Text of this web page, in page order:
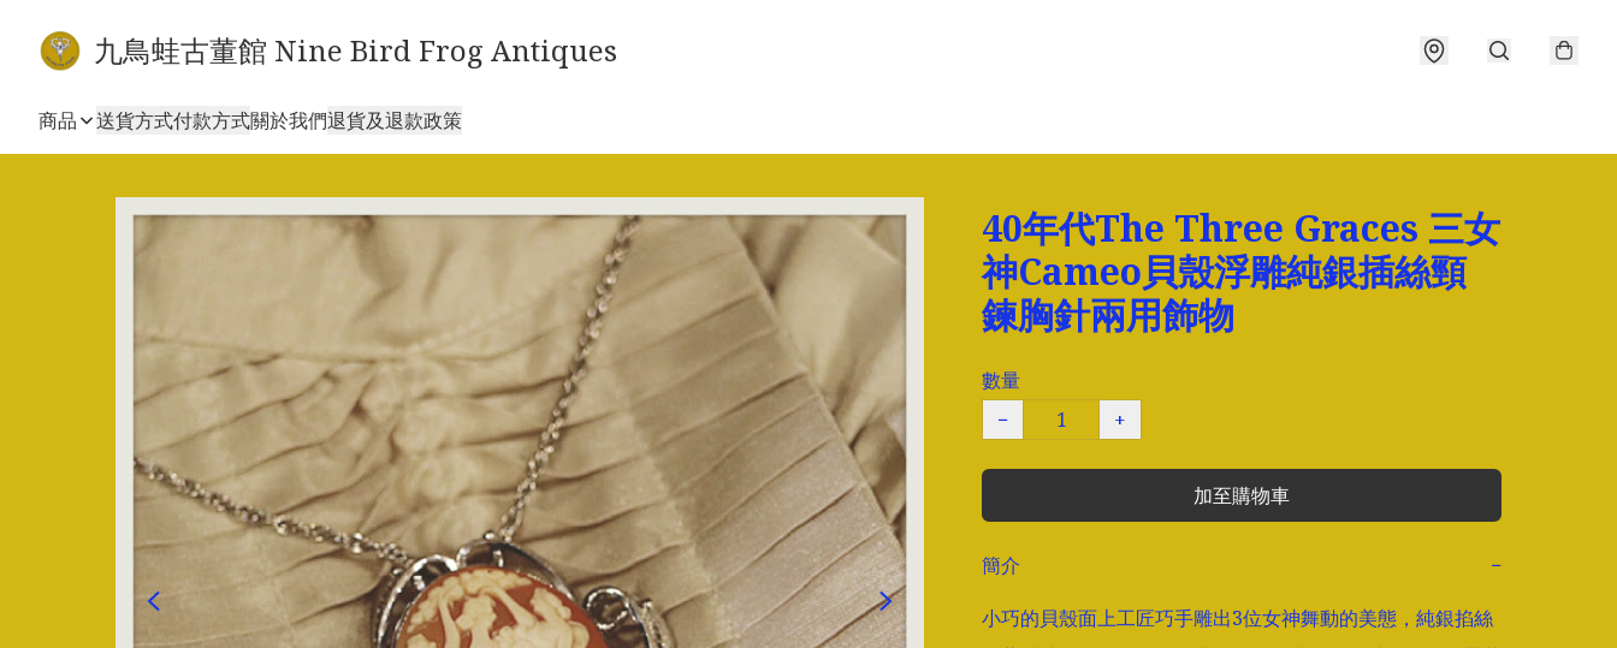
九鳥蛙古董館 Nine Bird Frog Antiques
商品 送貨方式付款方式關於我們退貨及退款政策
40年代The Three Graces 三女
神Cameo貝殼浮雕純銀插絲頸
鍊胸針兩用飾物
數量
−
+
加至購物車
簡介
−
小巧的貝殼面上工匠巧手雕出3位女神舞動的美態，純銀掐絲